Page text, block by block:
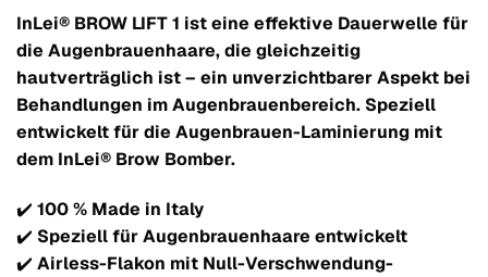
InLei® BROW LIFT 1 ist eine effektive Dauerwelle für
die Augenbrauenhaare, die gleichzeitig
hautverträglich ist – ein unverzichtbarer Aspekt bei
Behandlungen im Augenbrauenbereich. Speziell
entwickelt für die Augenbrauen-Laminierung mit
dem InLei® Brow Bomber.
✔️ 100 % Made in Italy
✔️ Speziell für Augenbrauenhaare entwickelt
✔️ Airless-Flakon mit Null-Verschwendung-